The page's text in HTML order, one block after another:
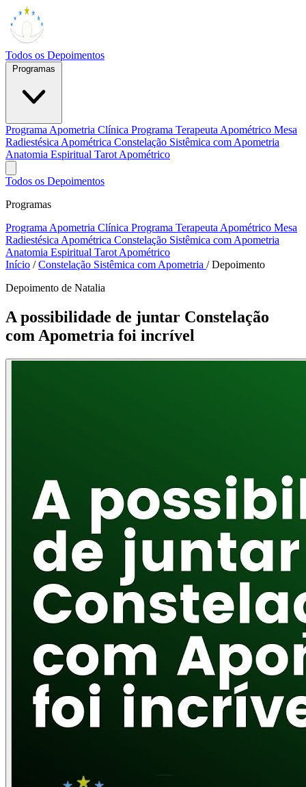
Todos os Depoimentos
Programa Apometria Clínica Programa Terapeuta Apométrico Mesa
Radiestésica Apométrica Constelação Sistêmica com Apometria
Anatomia Espiritual Tarot Apométrico
Todos os Depoimentos
Programas
Programa Apometria Clínica Programa Terapeuta Apométrico Mesa
Radiestésica Apométrica Constelação Sistêmica com Apometria
Anatomia Espiritual Tarot Apométrico
Início / Constelação Sistêmica com Apometria / Depoimento
Depoimento de Natalia
A possibilidade de juntar Constelação
com Apometria foi incrível